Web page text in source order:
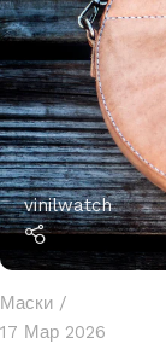
vinilwatch
Маски
17 Мар 2026